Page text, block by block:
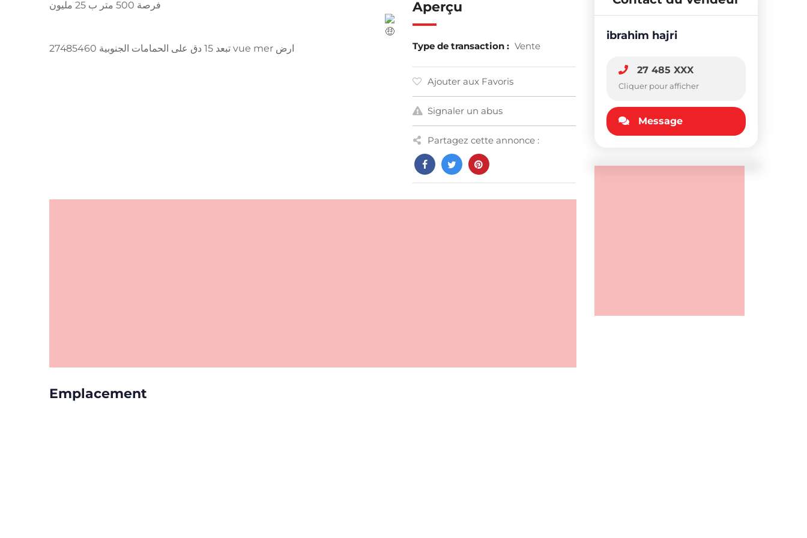
فرصة 500 متر ب 25 مليون
ارض vue mer تبعد 15 دق على الحمامات الجنوبية 27485460
Aperçu
Type de transaction : Vente
Ajouter aux Favoris
Signaler un abus
Partagez cette annonce :
Emplacement
ibrahim hajri
27 485 XXX
Cliquer pour afficher
Message